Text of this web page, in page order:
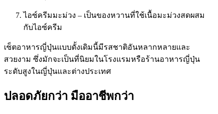
ไอซ์ครีมมะม่วง – เป็นของหวานที่ใช้เนื้อมะม่วงสดผสม
กับไอซ์ครีม
เซ็ตอาหารญี่ปุ่นแบบดั้งเดิมนี้มีรสชาติอันหลากหลายและ
สวยงาม ซึ่งมักจะเป็นที่นิยมในโรงแรมหรือร้านอาหารญี่ปุ่น
ระดับสูงในญี่ปุ่นและต่างประเทศ
ปลอดภัยกว่า มืออาชีพกว่า